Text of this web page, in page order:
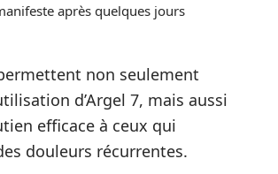
après quelques jours
non seulement
d’Argel 7, mais aussi
efficace à ceux qui
douleurs récurrentes.